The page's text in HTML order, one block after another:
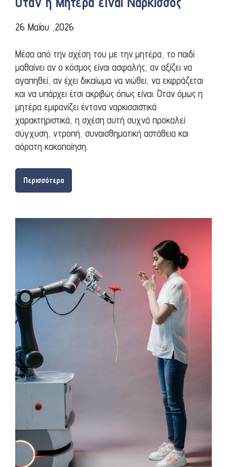
26 Μαΐου ,2026
Μέσα από την σχέση του με την μητέρα, το παιδί
μαθαίνει αν ο κόσμος είναι ασφαλής, αν αξίζει να
αγαπηθεί, αν έχει δικαίωμα να νιώθει, να εκφράζεται
και να υπάρχει έτσι ακριβώς όπως είναι. Όταν όμως η
μητέρα εμφανίζει έντονα ναρκισσιστικά
χαρακτηριστικά, η σχέση αυτή συχνά προκαλεί
σύγχυση, ντροπή, συναισθηματική αστάθεια και
αόρατη κακοποίηση.
Περισσότερα